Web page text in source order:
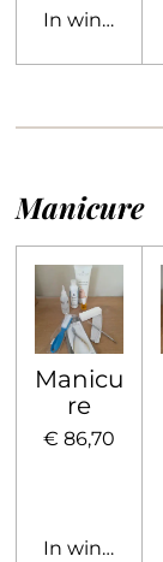
In
Manicure
Manicu
re
€ 86,70
In